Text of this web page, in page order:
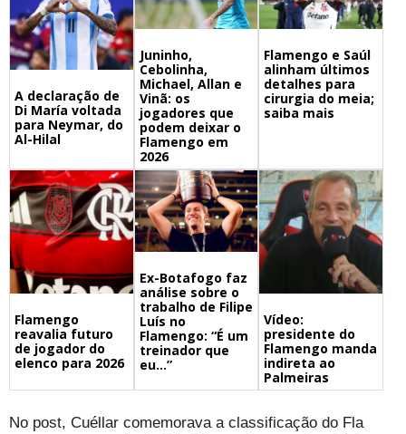
A declaração de
Di María voltada
para Neymar, do
Al-Hilal
Juninho,
Cebolinha,
Michael, Allan e
Vinã: os
jogadores que
podem deixar o
Flamengo em
2026
Flamengo e Saúl
alinham últimos
detalhes para
cirurgia do meia;
saiba mais
Flamengo
reavalia futuro
de jogador do
elenco para 2026
Ex-Botafogo faz
análise sobre o
trabalho de Filipe
Luís no
Flamengo: “É um
treinador que
eu…”
Vídeo:
presidente do
Flamengo manda
indireta ao
Palmeiras
No post, Cuéllar comemorava a classificação do Fla